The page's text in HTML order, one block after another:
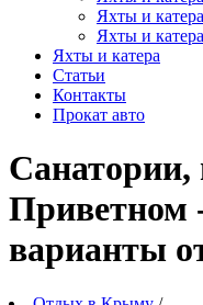
Яхты и
Яхты и
Яхты и катера
Статьи
Контакты
Прокат авто
Санатории,
Приветном
варианты